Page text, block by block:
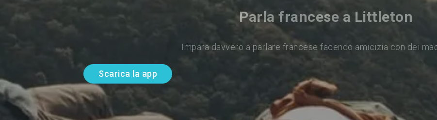
Parla francese a Littleton
Impara davvero a parlare francese facendo amicizia con dei
Scarica la app